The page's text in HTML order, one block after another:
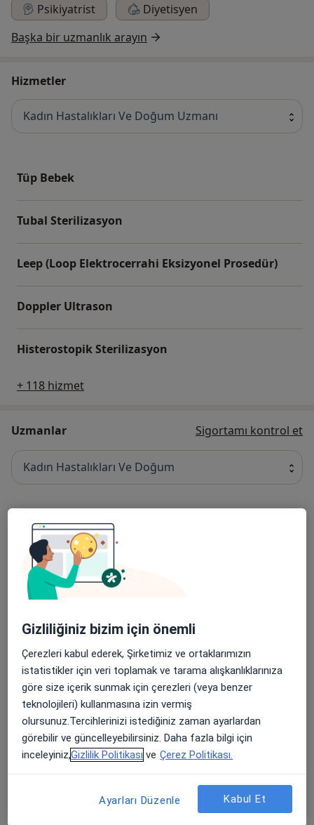
Psikiyatrist
Diyetisyen
Başka bir uzmanlık arayın
Hizmetler
Kadın Hastalıkları Ve Doğum Uzmanı
Tüp Bebek
Tubal Sterilizasyon
Leep (Loop Elektrocerrahi Eksizyonel Prosedür)
Doppler Ultrason
Histerostopik Sterilizasyon
+ 118 hizmet
Uzmanlar Sigortamı kontrol et
Kadın Hastalıkları Ve Doğum
Op. Dr. Nilgün Kebabçı
Kadın Hastalıkları Ve Doğum
4 görüş
Kadın Hastalıkları Ve Doğum
2 görüş
Op. Dr. Aylin Barbaros
Kadın Hastalıkları Ve Doğum
38 görüş
Kadın Hastalıkları Ve Doğum
8 görüş
Gizliliğiniz bizim için önemli
Çerezleri kabul ederek, Şirketimiz ve ortaklarımızın
istatistikler için veri toplamak ve tarama alışkanlıklarınıza
göre size içerik sunmak için çerezleri (veya benzer
teknolojileri) kullanmasına izin vermiş
olursunuz.Tercihlerinizi istediğiniz zaman ayarlardan
görebilir ve güncelleyebilirsiniz. Daha fazla bilgi için
inceleyiniz,Gizlilik Politikası ve Çerez Politikası.
Ayarları Düzenle Kabul Et